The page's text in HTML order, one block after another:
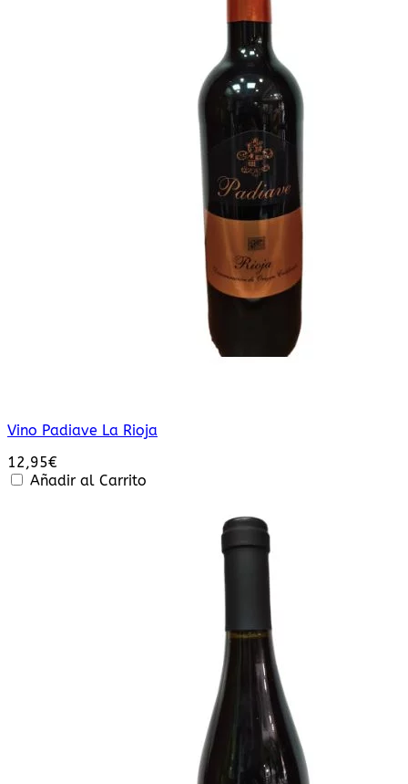
Vino Padiave La Rioja
12,95€
Añadir al Carrito